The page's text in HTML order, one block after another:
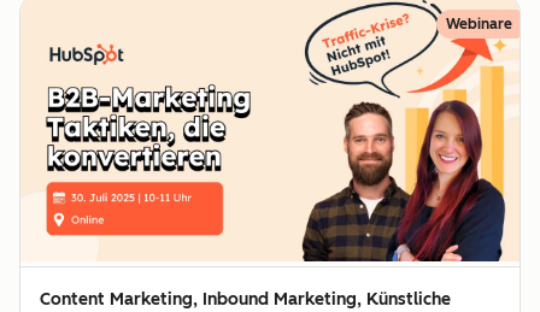
Webinare
Content Marketing, Inbound Marketing, Künstliche